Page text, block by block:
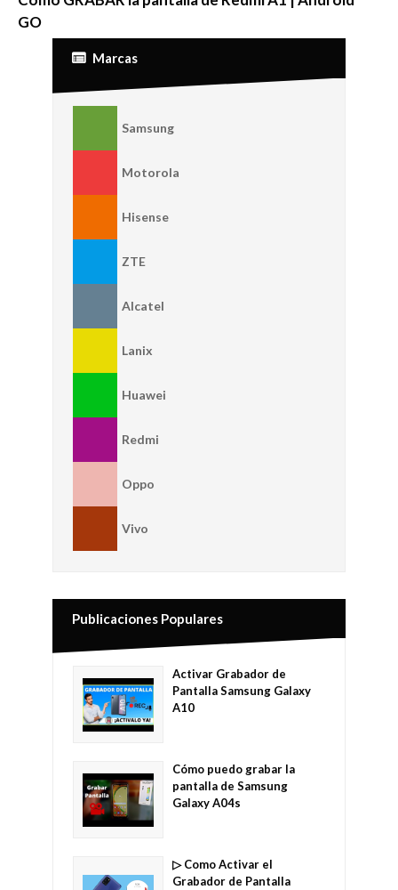
GO
Marcas
Samsung
Motorola
Hisense
ZTE
Alcatel
Lanix
Huawei
Redmi
Oppo
Vivo
Publicaciones Populares
Activar Grabador de
Pantalla Samsung Galaxy
A10
Cómo puedo grabar la
pantalla de Samsung
Galaxy A04s
▷ Como Activar el
Grabador de Pantalla